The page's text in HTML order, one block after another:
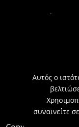
Αυτός ο
συναινείτε